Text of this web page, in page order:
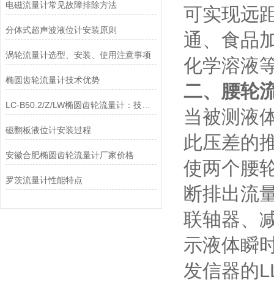
电磁流量计常见故障排除方法
分体式超声波液位计安装原则
涡轮流量计选型、安装、使用注意事项
椭圆齿轮流量计技术优势
LC-B50.2/Z/LW椭圆齿轮流量计：技术升级与工业场景适配性分析
磁翻板液位计安装过程
安徽合肥椭圆齿轮流量计厂家价格
罗茨流量计性能特点
可实现远
通、食品
化学溶液
二、腰轮
当被测液
此压差的
使两个腰
断排出流
联轴器、
示液体瞬
发信器的